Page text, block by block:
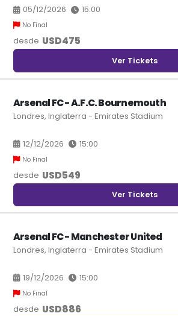
05/12/2026 15:00
No Final
desde USD475
Ver Tickets
Arsenal FC - A.F.C. Bournemouth
Londres, Inglaterra - Emirates Stadium
12/12/2026 15:00
No Final
desde USD549
Ver Tickets
Arsenal FC - Manchester United
Londres, Inglaterra - Emirates Stadium
19/12/2026 15:00
No Final
desde USD886